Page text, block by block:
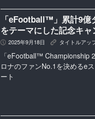
「eFootball™」累計9億
をテーマにした記念キ
P 2025年9月18日 K タイトルアッ
「eFootball™ Championship
ロナのファンNo.1を決めるe
ート